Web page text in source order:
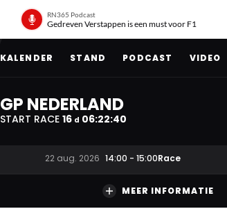
RN365 Podcast
Gedreven Verstappen is een must voor F1
KALENDER STAND PODCAST VIDEO
GP NEDERLAND
START RACE 16 d 06:22:39
22 aug. 2026 14:00 - 15:00Race
MEER INFORMATIE